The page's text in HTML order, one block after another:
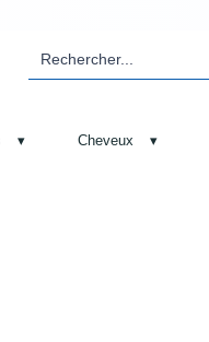
▾ Cheveux ▾